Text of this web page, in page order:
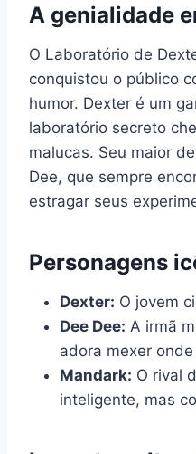
A genialidade
O Laboratório de
conquistou o público
humor. Dexter é um
laboratório secreto
malucas. Seu maior
Dee, que sempre
estragar seus
Personagens
Dexter: O jovem
Dee Dee: A irmã
adora mexer
Mandark: O rival
inteligente, mas